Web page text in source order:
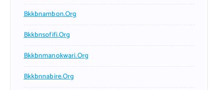
Bkkbnambon.org
Bkkbnsofifi.org
Bkkbnmanokwari.org
Bkkbnnabire.org